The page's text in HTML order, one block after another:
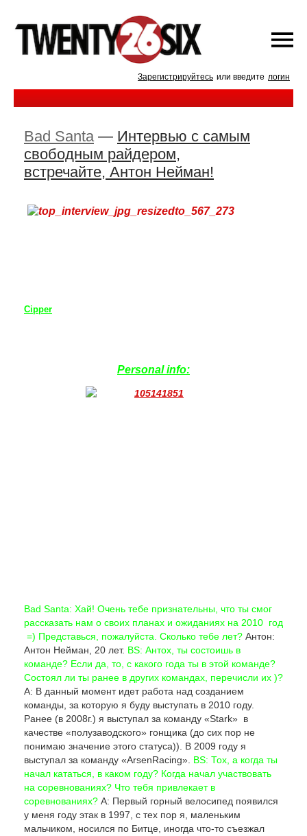
Зарегистрируйтесь или введите логин
Bad Santa— Интервью с самым
свободным райдером,
встречайте, Антон Нейман!
Cipper
Personal info:
Bad Santa: Хай! Очень тебе признательны, что ты смог
рассказать нам о своих планах и ожиданиях на 2010 год
=) Представься, пожалуйста. Сколько тебе лет? Антон:
Антон Нейман, 20 лет. BS: Антох, ты состоишь в
команде? Если да, то, с какого года ты в этой команде?
Состоял ли ты ранее в других командах, перечисли их )?
А: В данный момент идет работа над созданием
команды, за которую я буду выступать в 2010 году.
Ранее (в 2008г.) я выступал за команду «Stark» в
качестве «полузаводского» гонщика (до сих пор не
понимаю значение этого статуса)). В 2009 году я
выступал за команду «ArsenRacing». BS: Тох, а когда ты
начал кататься, в каком году? Когда начал участвовать
на соревнованиях? Что тебя привлекает в
соревнованиях? А: Первый горный велосипед появился
у меня году этак в 1997, с тех пор я, маленьким
мальчиком, носился по Битце, иногда что-то съезжал